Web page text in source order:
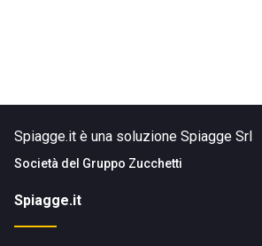
Spiagge.it è una soluzione Spiagge Srl
Società del Gruppo Zucchetti
Spiagge.it